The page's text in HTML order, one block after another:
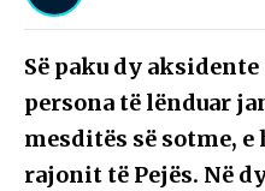
Së paku dy
persona të lënduar
mesditës së sotme,
rajonit të Pejës. Në